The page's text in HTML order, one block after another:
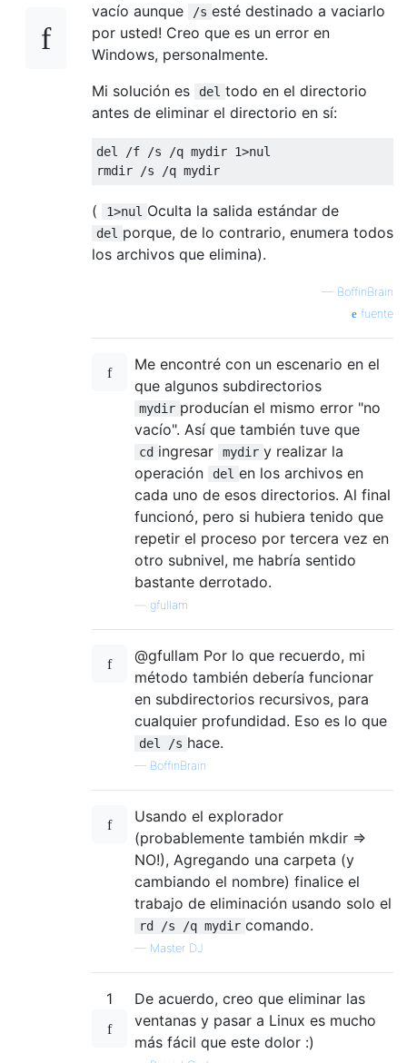
vacío aunque
/s esté destinado a vaciarlo
por usted! Creo que es un error en
Windows, personalmente.
Mi solución es
del todo en el directorio
antes de eliminar el directorio en sí:
del /f /s /q mydir 1>nul
( 1>nul Oculta la salida estándar de
del porque, de lo contrario, enumera todos
los archivos que elimina).
— BoffinBrain
fuente
Me encontré con un escenario en el
que algunos subdirectorios
mydir producían el mismo error "no
vacío". Así que también tuve que
cd ingresar mydir y realizar la
operación
del en los archivos en
cada uno de esos directorios. Al final
funcionó, pero si hubiera tenido que
repetir el proceso por tercera vez en
otro subnivel, me habría sentido
bastante derrotado.
gfullam
@gfullam Por lo que recuerdo, mi
método también debería funcionar
en subdirectorios recursivos, para
cualquier profundidad. Eso es lo que
del /s hace.
— BoffinBrain
Usando el explorador
(probablemente también mkdir =>
NO!), Agregando una carpeta (y
cambiando el nombre) finalice el
trabajo de eliminación usando solo el
rd /s /q mydir comando.
— Master DJ
1
De acuerdo, creo que eliminar las
ventanas y pasar a Linux es mucho
más fácil que este dolor :)